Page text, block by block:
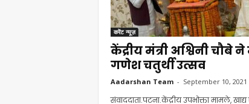
करेंट न्यूज़
केंद्रीय मंत्री अश्विनी चौबे
गणेश चतुर्थी उत्सव
Aadarshan Team - September 10, 2021
संवाददाता.पटना.केंद्रीय उपभोक्ता मामले,